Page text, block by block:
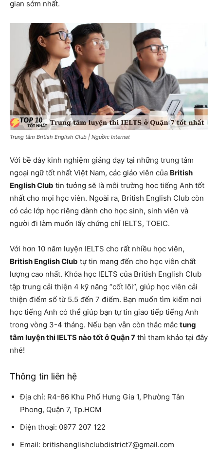
gian sớm nhất.
Trung tâm British English Club | Nguồn: Internet
Với bề dày kinh nghiệm giảng dạy tại những trung tâm
ngoại ngữ tốt nhất Việt Nam, các giáo viên của British
English Club tin tưởng sẽ là môi trường học tiếng Anh tốt
nhất cho mọi học viên. Ngoài ra, British English Club còn
có các lớp học riêng dành cho học sinh, sinh viên và
người đi làm muốn lấy chứng chỉ IELTS, TOEIC.
Với hơn 10 năm luyện IELTS cho rất nhiều học viên,
British English Club tự tin mang đến cho học viên chất
lượng cao nhất. Khóa học IELTS của British English Club
tập trung cải thiện 4 kỹ năng “cốt lõi”, giúp học viên cải
thiện điểm số từ 5.5 đến 7 điểm. Bạn muốn tìm kiếm nơi
học tiếng Anh có thể giúp bạn tự tin giao tiếp tiếng Anh
trong vòng 3-4 tháng. Nếu bạn vẫn còn thắc mắc tung
tâm luyện thi IELTS nào tốt ở Quận 7 thì tham khảo tại đây
nhé!
Thông tin liên hệ
Địa chỉ: R4-86 Khu Phố Hưng Gia 1, Phường Tân
Phong, Quận 7, Tp.HCM
Điện thoại: 0977 207 122
Email: britishenglishclubdistrict7@gmail.com